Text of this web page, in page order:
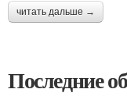
читать дальше →
Последние